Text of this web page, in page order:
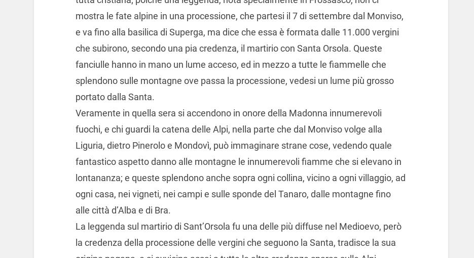
mostra le fate alpine in una processione, che partesi il 7 di settembre dal Monviso,
e va fino alla basilica di Superga, ma dice che essa è formata dalle 11.000 vergini
che subirono, secondo una pia credenza, il martirio con Santa Orsola. Queste
fanciulle hanno in mano un lume acceso, ed in mezzo a tutte le fiammelle che
splendono sulle montagne ove passa la processione, vedesi un lume più grosso
portato dalla Santa.
Veramente in quella sera si accendono in onore della Madonna innumerevoli
fuochi, e chi guardi la catena delle Alpi, nella parte che dal Monviso volge alla
Liguria, dietro Pinerolo e Mondovì, può immaginare strane cose, vedendo quale
fantastico aspetto danno alle montagne le innumerevoli fiamme che si elevano in
lontananza; e queste splendono anche sopra ogni collina, vicino a ogni villaggio, ad
ogni casa, nei vigneti, nei campi e sulle sponde del Tanaro, dalle montagne fino
alle città d’Alba e di Bra.
La leggenda sul martirio di Sant’Orsola fu una delle più diffuse nel Medioevo, però
la credenza della processione delle vergini che seguono la Santa, tradisce la sua